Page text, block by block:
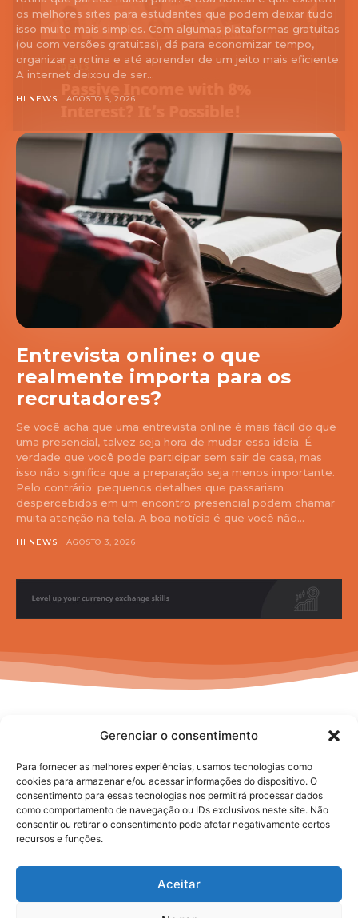
Gerenciar o consentimento
Para fornecer as melhores experiências, usamos tecnologias como
cookies para armazenar e/ou acessar informações do dispositivo. O
consentimento para essas tecnologias nos permitirá processar dados
como comportamento de navegação ou IDs exclusivos neste site. Não
consentir ou retirar o consentimento pode afetar negativamente certos
recursos e funções.
Aceitar
os melhores sites para estudantes que podem deixar tudo
isso muito mais simples. Com algumas plataformas gratuitas
(ou com versões gratuitas), dá para economizar tempo,
organizar a rotina e até aprender de um jeito mais eficiente.
A internet deixou de ser...
HI NEWS AGOSTO 6, 2026
Entrevista online: o que
realmente importa para os
recrutadores?
Se você acha que uma entrevista online é mais fácil do que
uma presencial, talvez seja hora de mudar essa ideia. É
verdade que você pode participar sem sair de casa, mas
isso não significa que a preparação seja menos importante.
Pelo contrário: pequenos detalhes que passariam
despercebidos em um encontro presencial podem chamar
muita atenção na tela. A boa notícia é que você não...
HI NEWS AGOSTO 3, 2026
No posts to display